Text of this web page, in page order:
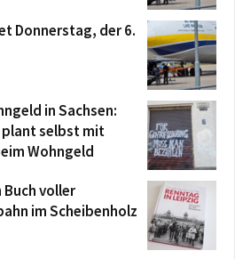
Donnerstag, der 6.
in Sachsen:
plant selbst mit
Wohngeld
Buch voller
im Scheibenholz